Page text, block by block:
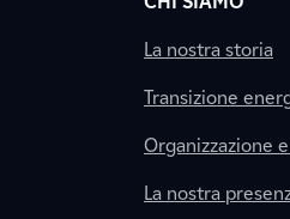
La nostra storia
Transizione
Organizzazione
La nostra